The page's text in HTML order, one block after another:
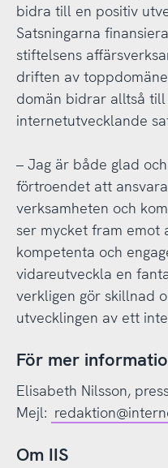
bidra till en positiv
Satsningarna
stiftelsens
driften av
domän bidrar alltså
internetutvecklande
– Jag är både glad
förtroendet att
verksamheten och
ser mycket fram emot
kompetenta och
vidareutveckla en
verkligen gör skillnad
utvecklingen av ett
För mer
Elisabeth Nilsson,
Mejl:
Om IIS